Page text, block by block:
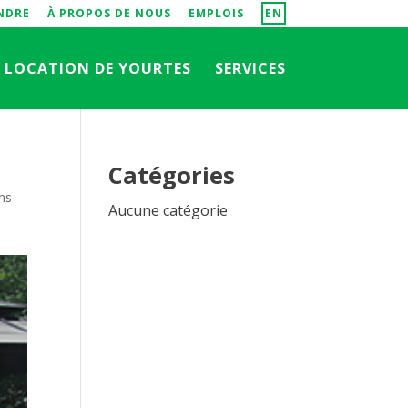
À PROPOS DE NOUS EMPLOIS EN
LOCATION DE YOURTES SERVICES
Catégories
Aucune catégorie